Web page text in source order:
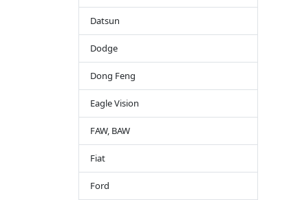
Datsun
Dodge
Dong Feng
Eagle Vision
FAW, BAW
Fiat
Ford